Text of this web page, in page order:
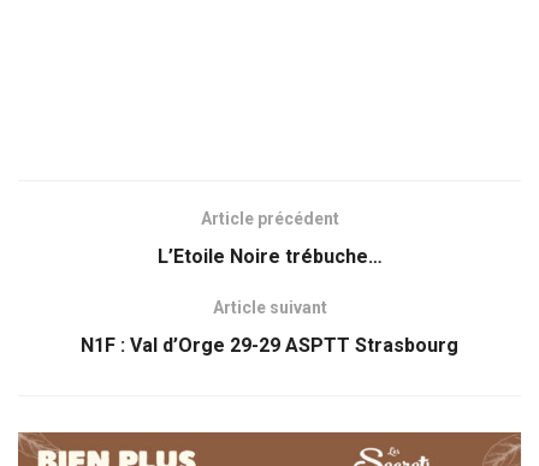
Article précédent
L’Etoile Noire trébuche…
Article suivant
N1F : Val d’Orge 29-29 ASPTT Strasbourg